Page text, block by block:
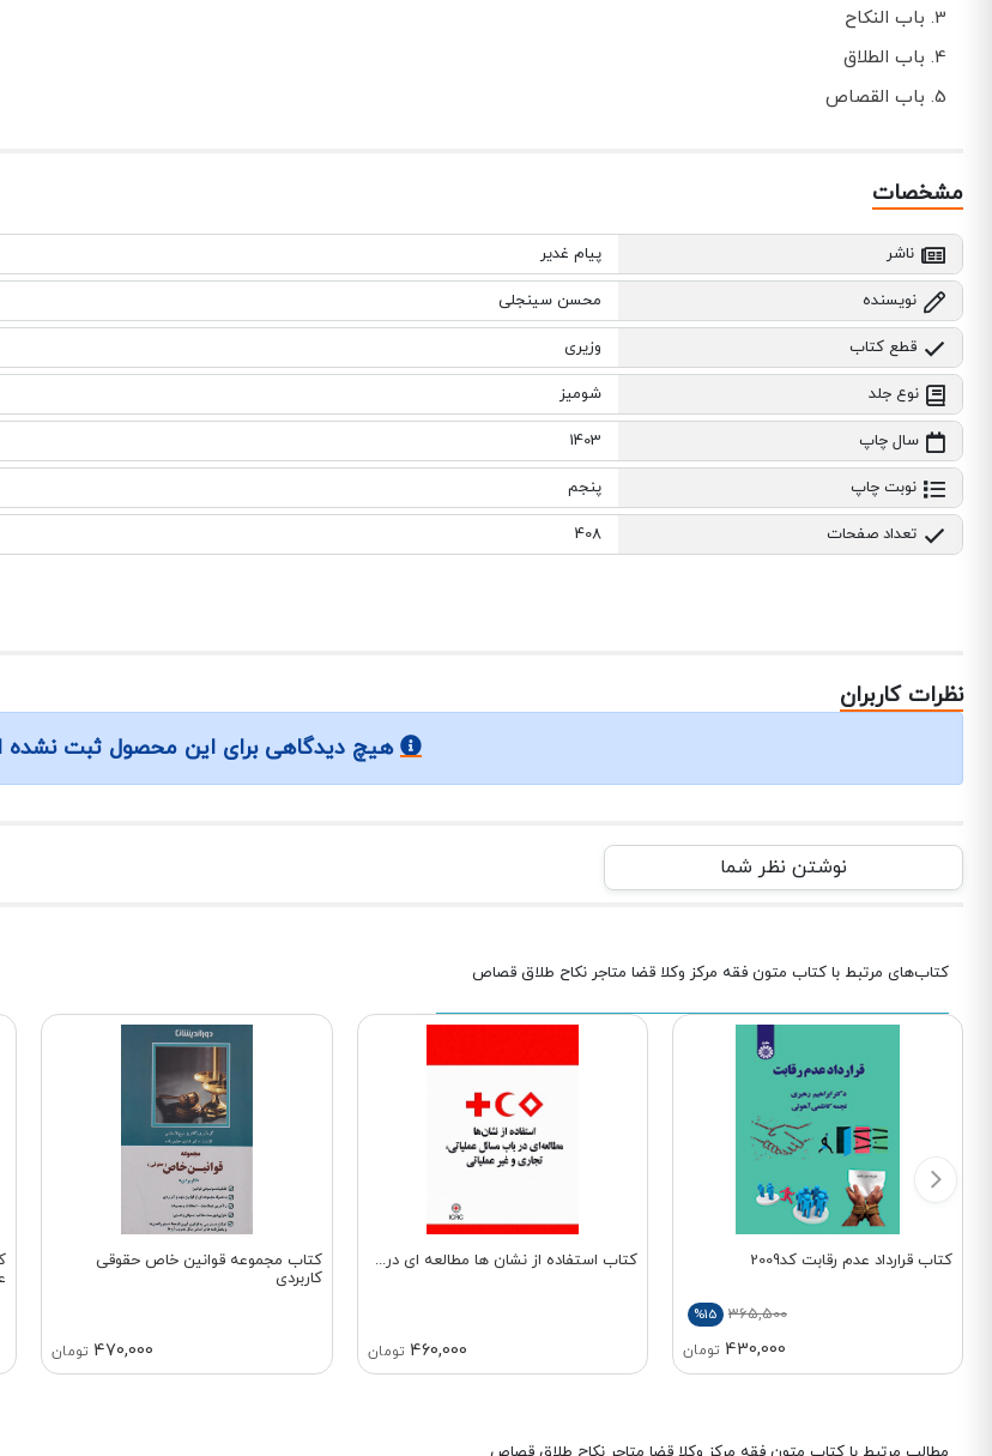
باب النکاح
باب الطلاق
باب القصاص
مشخصات
ناشر پیام غدیر
نویسنده محسن سینجلی
قطع کتاب وزیری
نوع جلد شومیز
سال چاپ 1403
نوبت چاپ پنجم
تعداد صفحات 408
نظرات کاربران
هیچ دیدگاهی برای این محصول ثبت
نوشتن نظر شما
کتاب‌های مرتبط با کتاب متون فقه مرکز وکلا قضا متاجر نکاح طلاق قصاص
کتاب قرارداد عدم رقابت کد2009
365,500
%15
430,000 تومان
کتاب استفاده از نشان ها مطالعه ای در...
460,000 تومان
کتاب مجموعه قوانین خاص حقوقی
کاربردی
470,000 تومان